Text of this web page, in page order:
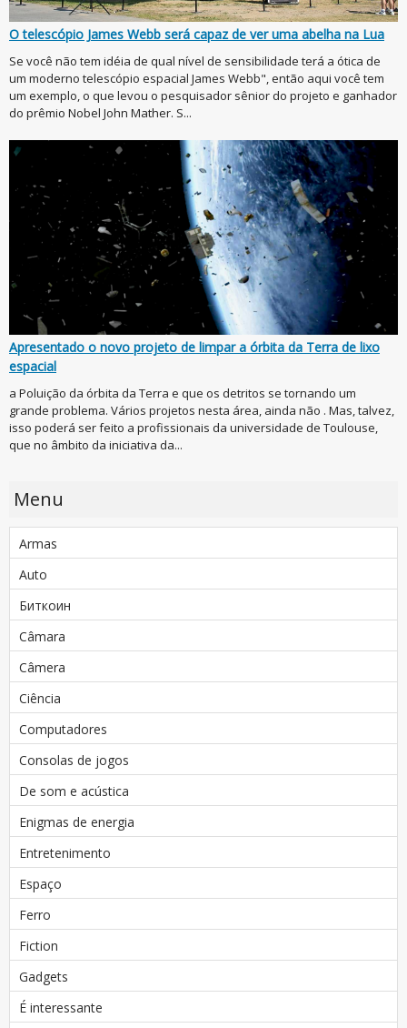
O telescópio James Webb será capaz de ver uma abelha na Lua
Se você não tem idéia de qual nível de sensibilidade terá a ótica de
um moderno telescópio espacial James Webb", então aqui você tem
um exemplo, o que levou o pesquisador sênior do projeto e ganhador
do prêmio Nobel John Mather. S...
Apresentado o novo projeto de limpar a órbita da Terra de lixo
espacial
a Poluição da órbita da Terra e que os detritos se tornando um
grande problema. Vários projetos nesta área, ainda não . Mas, talvez,
isso poderá ser feito a profissionais da universidade de Toulouse,
que no âmbito da iniciativa da...
Menu
Armas
Auto
Биткоин
Câmara
Câmera
Ciência
Computadores
Consolas de jogos
De som e acústica
Enigmas de energia
Entretenimento
Espaço
Ferro
Fiction
Gadgets
É interessante